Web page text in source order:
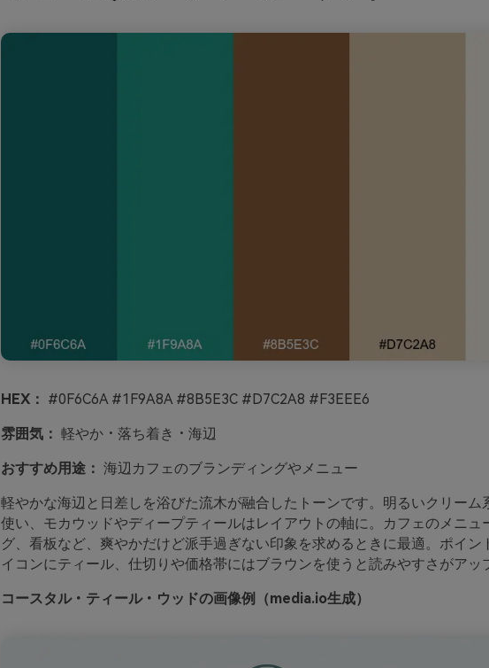
HEX： #0F6C6A #1F9A8A #8B5E3C #D7C2A8 #F3EEE6
雰囲気： 軽やか・落ち着き・海辺
おすすめ用途： 海辺カフェのブランディングやメニュー
軽やかな海辺と日差しを浴びた流木が融合したトーンです。明るいクリーム
使い、モカウッドやディープティールはレイアウトの軸に。カフェのメニュ
グ、看板など、爽やかだけど派手過ぎない印象を求めるときに最適。ポイン
イコンにティール、仕切りや価格帯にはブラウンを使うと読みやすさがアッ
コースタル・ティール・ウッドの画像例（media.io生成）